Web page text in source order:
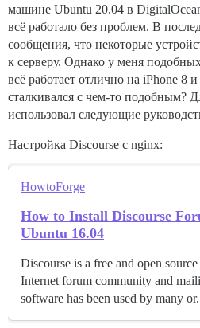
машине Ubuntu 20.04 в
всё работало без проблем. В
сообщения, что некоторые
к серверу. Однако у меня
всё работает отлично на iPhone 8
сталкивался с чем-то подобным?
использовал следующие
Настройка Discourse с nginx:
HowtoForge
How to Install Discourse
Ubuntu 16.04
Discourse is a free and open
Internet forum community and
software has been used by many